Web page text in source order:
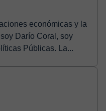
económicas y la
economista y magister en Políticas Públicas. La...